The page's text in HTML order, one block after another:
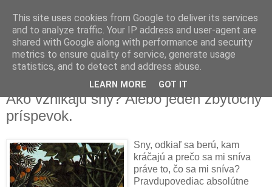
piatok 18. decembra 2009
Ako vznikajú sny? Alebo jeden zbytočný
príspevok.
Sny, odkiaľ sa berú, kam
kráčajú a prečo sa mi sníva
práve to, čo sa mi sníva?
Pravdupovediac absolútne
This site uses cookies from Google to deliver its services
and to analyze traffic. Your IP address and user-agent are
shared with Google along with performance and security
metrics to ensure quality of service, generate usage
statistics, and to detect and address abuse.
LEARN MORE GOT IT